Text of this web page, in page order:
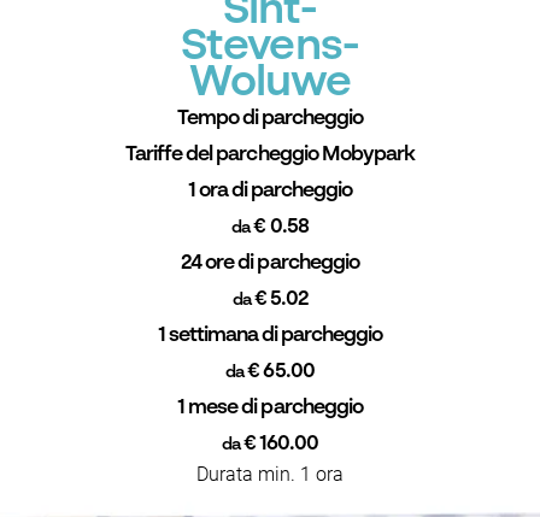
Sint-
Stevens-
Woluwe
Tempo di parcheggio
Tariffe del parcheggio Mobypark
1 ora di parcheggio
da€ 0.58
24 ore di parcheggio
da€ 5.02
1 settimana di parcheggio
da€ 65.00
1 mese di parcheggio
da€ 160.00
Durata min. 1 ora